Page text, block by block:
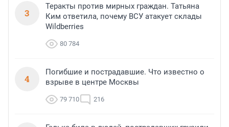
3
Теракты против мирных граждан. Татьяна
Ким ответила, почему ВСУ атакует склады
Wildberries
80 784
4
Погибшие и пострадавшие. Что известно о
взрыве в центре Москвы
79 710 216